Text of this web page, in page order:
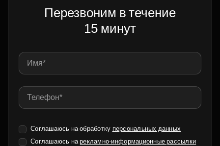
Перезвоним в течение
15 минут
Соглашаюсь на обработку персональных данных
Соглашаюсь нарекламно-информационные рассылки